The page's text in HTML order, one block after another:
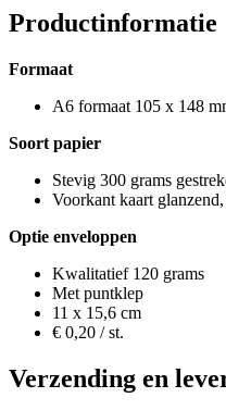
Productinformatie
Formaat
A6 formaat 105 x 148
Soort papier
Stevig 300 grams
Voorkant kaart
Optie enveloppen
Kwalitatief 120 grams
Met puntklep
11 x 15,6 cm
€ 0,20 / st.
Verzending en